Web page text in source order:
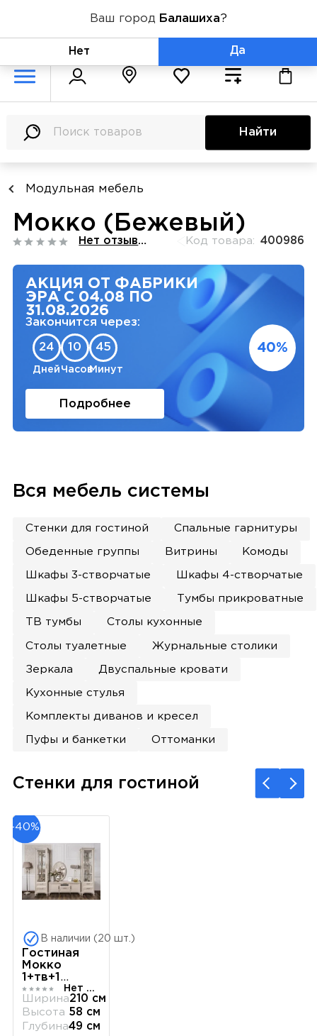
+7 (800) 775-71-06
Найти
Модульная мебель
Мокко (Бежевый)
Код товара: 400986
Нет отзывов
40%
АКЦИЯ ОТ ФАБРИКИ
ЭРА С 04.08 ПО
31.08.2026
Закончится через:
24 10 45
Дней ЧасовМинут
Подробнее
Вся мебель системы
Стенки для гостиной Спальные гарнитуры
Обеденные группы Витрины Комоды
Шкафы 3-створчатые Шкафы 4-створчатые
Шкафы 5-створчатые Тумбы прикроватные
ТВ тумбы Столы кухонные
Столы туалетные Журнальные столики
Зеркала Двуспальные кровати
Кухонные стулья
Комплекты диванов и кресел
Пуфы и банкетки Оттоманки
Стенки для гостиной
-40%
В наличии (20 шт.)
Гостиная
Мокко
1+тв+1
бежевый
Нет отзывов
Ширина210 см
Высота 58 см
Глубина49 см
Ваш город Балашиха?
Нет Да